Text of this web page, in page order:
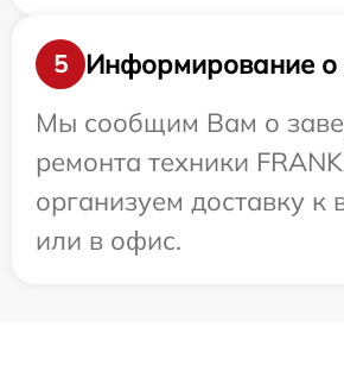
5
Информирование о
Мы сообщим Вам о
ремонта техники
организуем доставку к
или в офис.